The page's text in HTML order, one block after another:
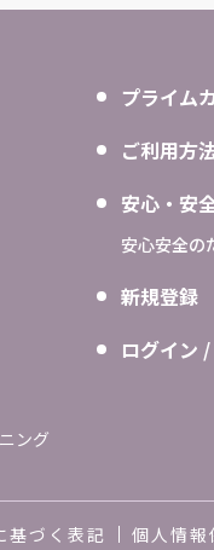
ング
プライム
ご利用方
安心・安
安心安全の
新規登録
ログイン
基づく表記 個人情報